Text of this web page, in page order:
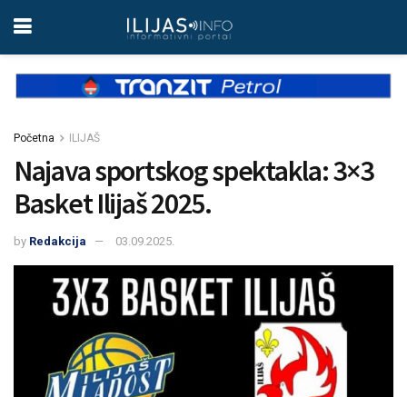
Početna ILIJAŠ
Najava sportskog spektakla: 3×3
Basket Ilijaš 2025.
by Redakcija 03.09.2025.